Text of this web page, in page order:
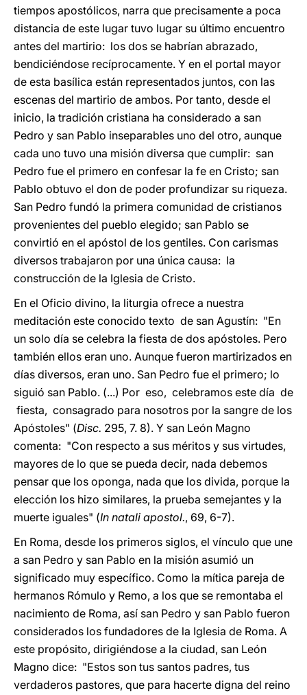
tiempos apostólicos, narra que precisamente a poca
distancia de este lugar tuvo lugar su último encuentro
antes del martirio: los dos se habrían abrazado,
bendiciéndose recíprocamente. Y en el portal mayor
de esta basílica están representados juntos, con las
escenas del martirio de ambos. Por tanto, desde el
inicio, la tradición cristiana ha considerado a san
Pedro y san Pablo inseparables uno del otro, aunque
cada uno tuvo una misión diversa que cumplir: san
Pedro fue el primero en confesar la fe en Cristo; san
Pablo obtuvo el don de poder profundizar su riqueza.
San Pedro fundó la primera comunidad de cristianos
provenientes del pueblo elegido; san Pablo se
convirtió en el apóstol de los gentiles. Con carismas
diversos trabajaron por una única causa: la
construcción de la Iglesia de Cristo.
En el Oficio divino, la liturgia ofrece a nuestra
meditación este conocido texto de san Agustín: "En
un solo día se celebra la fiesta de dos apóstoles. Pero
también ellos eran uno. Aunque fueron martirizados en
días diversos, eran uno. San Pedro fue el primero; lo
siguió san Pablo. (...) Por eso, celebramos este día de
fiesta, consagrado para nosotros por la sangre de los
Apóstoles" (Disc. 295, 7. 8). Y san León Magno
comenta: "Con respecto a sus méritos y sus virtudes,
mayores de lo que se pueda decir, nada debemos
pensar que los oponga, nada que los divida, porque la
elección los hizo similares, la prueba semejantes y la
muerte iguales" (In natali apostol., 69, 6-7).
En Roma, desde los primeros siglos, el vínculo que une
a san Pedro y san Pablo en la misión asumió un
significado muy específico. Como la mítica pareja de
hermanos Rómulo y Remo, a los que se remontaba el
nacimiento de Roma, así san Pedro y san Pablo fueron
considerados los fundadores de la Iglesia de Roma. A
este propósito, dirigiéndose a la ciudad, san León
Magno dice: "Estos son tus santos padres, tus
verdaderos pastores, que para hacerte digna del reino